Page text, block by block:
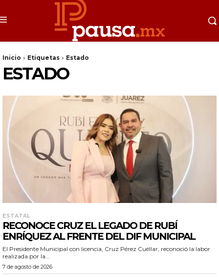
Inicio Etiquetas Estado
ESTADO
ESTATAL
RECONOCE CRUZ EL LEGADO DE RUBÍ
ENRÍQUEZ AL FRENTE DEL DIF MUNICIPAL
El Presidente Municipal con licencia, Cruz Pérez Cuéllar, reconoció la labor
realizada por la...
7 de agosto de 2026